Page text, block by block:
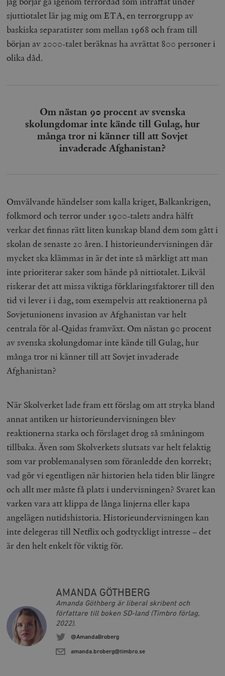
sjuttiotalet lär jag mig om ETA, en terrorgrupp av
baskiska separatister som mellan 1968 och fram till
början av 2000-talet beräknas ha avrättat 800 personer i
olika dåd.
Om nästan 90 procent av svenska
skolungdomar inte kände till Gulag, hur
många tror ni känner till att Sovjet
invaderade Afghanistan?
Omvälvande händelser som kalla kriget, Balkankrigen,
folkmord och terror under 1900-talets andra hälft
verkar det finnas rätt liten kunskap bland dem som gått i
skolan de senaste 20 åren. I historieundervisningen där
mycket ska klämmas in är det inte så märkligt att man
inte prioriterar saker som hände på nittiotalet. Likväl
riskerar det att missa viktiga förklaringsfaktorer till den
tid vi lever i i dag, som exempelvis att reaktionerna på
Sovjetunionens invasion av Afghanistan var helt
centrala för al-Qaidas framväxt. Om nästan 90 procent
av svenska skolungdomar inte kände till Gulag, hur
många tror ni känner till att Sovjet invaderade
Afghanistan?
När Skolverket lade fram ett förslag om att stryka bland
annat antiken ur historieundervisningen blev
reaktionerna starka och förslaget drog så småningom
tillbaka. Även som Skolverkets slutsats var helt felaktig
som var problemanalysen som föranledde den korrekt;
vad gör vi egentligen när historien hela tiden blir längre
och allt mer måste få plats i undervisningen? Svaret kan
varken vara att klippa de långa linjerna eller kapa
angelägen nutidshistoria. Historieundervisningen kan
inte delegeras till Netflix och godtyckligt intresse – det
är den helt enkelt för viktig för.
AMANDA GÖTHBERG
Amanda Göthberg är liberal skribent och
författare till boken SD-land (Timbro förlag,
2022).
@AmandaBroberg
amanda.broberg@timbro.se
Marknadsföring
Strikt nödvändiga kakor tillåter
och kontohantering. Webbplatsen kan inte användas
_hjFirstSeen
woocommerce_items_in_cart
Automattic
Inc.
wp_woocommerce_session_[abcdef0123456789]
{32}
timbro.se
__cf_bm
Cloudflare
.myfonts.net
_hjAbsoluteSessionInProgress
__cf_bm
Cloudflare
.vimeo.com